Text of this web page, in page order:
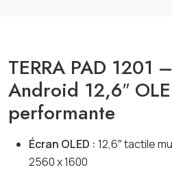
TERRA PAD 1201
Android 12,6″
performante
Écran OLED : 12,6″ tactile
2560 x 1600